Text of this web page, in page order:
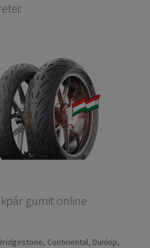
gumit online
Continental, Dunlop,